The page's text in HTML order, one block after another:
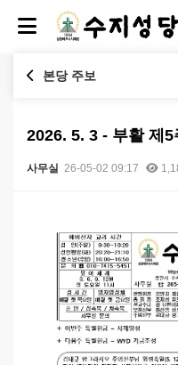
본당 주보
2026. 5. 3 - 부활 제
사무실 26-05-02 09:17